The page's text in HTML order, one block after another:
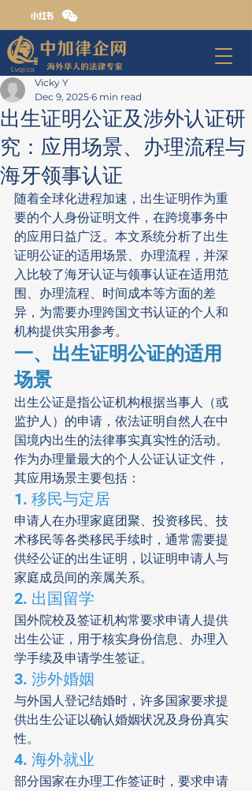
出生证明公证及涉外认证研
究：应用场景、办理流程与
海牙领事认证
Vicky Y
Dec 9, 2025 6 min read
随着全球化进程加速，出生证明作为重
要的个人身份证明文件，在跨境事务中
的应用日益广泛。本文系统分析了出生
证明公证的适用场景、办理流程，并深
入比较了海牙认证与领事认证在适用范
围、办理流程、时间成本等方面的差
异，为需要办理跨国文书认证的个人和
机构提供实用参考。
一、出生证明公证的适用
场景
出生公证是指公证机构根据当事人（或
监护人）的申请，依法证明自然人在中
国境内出生的法律事实真实性的活动。
作为办理量最大的个人公证认证文件，
其应用场景主要包括：
1. 移民与定居
申请人在办理家庭团聚、投资移民、技
术移民等各类移民手续时，通常需要提
供经公证的出生证明，以证明申请人与
家庭成员间的亲属关系。
2. 出国留学
国外院校及签证机构常要求申请人提供
出生公证，用于核实身份信息、办理入
学手续及申请学生签证。
3. 涉外婚姻
与外国人登记结婚时，许多国家要求提
供出生公证以确认婚姻状况及身份真实
性。
4. 海外就业
部分国家在办理工作签证时，要求申请